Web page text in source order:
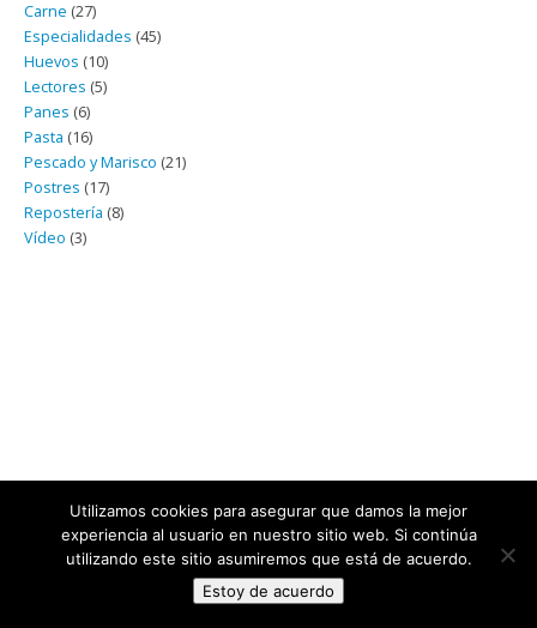
Carne (27)
Especialidades (45)
Huevos (10)
Lectores (5)
Panes (6)
Pasta (16)
Pescado y Marisco (21)
Postres (17)
Repostería (8)
Vídeo (3)
Utilizamos cookies para asegurar que damos la mejor
experiencia al usuario en nuestro sitio web. Si continúa
utilizando este sitio asumiremos que está de acuerdo.
Estoy de acuerdo